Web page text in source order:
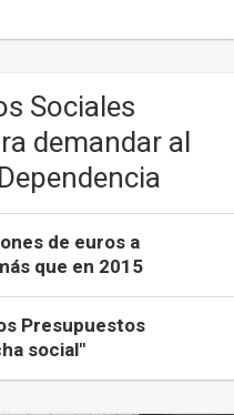
Sociales
demandar al
de euros a
que en 2015
Presupuestos
social"